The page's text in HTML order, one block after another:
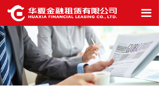
끀
首页
公司概况
信息披露
业务生态